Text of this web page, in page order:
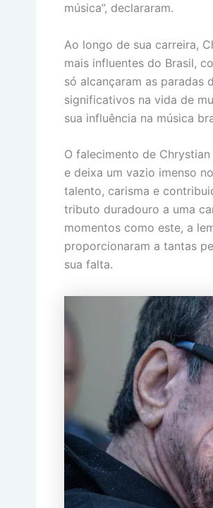
música”, declararam.
Ao longo de sua carreira,
mais influentes do Brasil,
só alcançaram as paradas
significativos na vida de
sua influência na música
O falecimento de
e deixa um vazio imenso
talento, carisma e
tributo duradouro a uma
momentos como este, a
proporcionaram a tantas
sua falta.